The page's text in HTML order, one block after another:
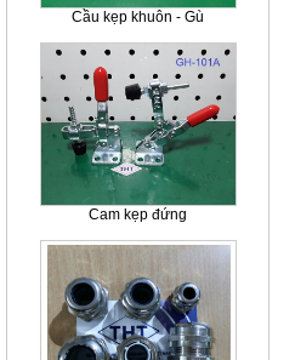
Cầu kẹp khuôn - Gù
Cam kẹp đứng